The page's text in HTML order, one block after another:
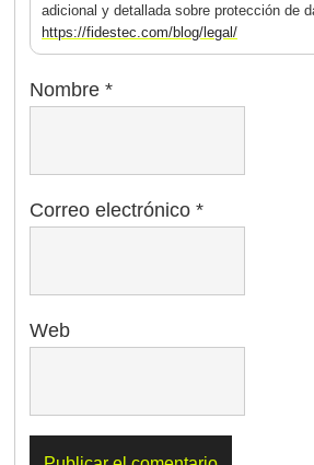
adicional y detallada sobre protección de
https://fidestec.com/blog/legal/
Nombre*
Correo electrónico*
Web